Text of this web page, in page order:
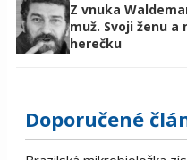
Z vnuka
muž. Svoji ženu
herečku
Doporučené